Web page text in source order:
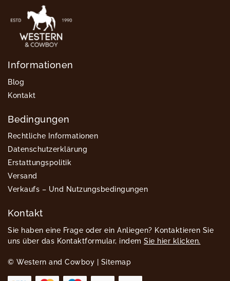
Informationen
Blog
Kontakt
Bedingungen
Rechtliche Informationen
Datenschutzerklärung
Erstattungspolitik
Versand
Verkaufs – Und Nutzungsbedingungen
Kontakt
Sie haben eine Frage oder ein Anliegen? Kontaktieren Sie
uns über das Kontaktformular, indem Sie hier klicken.
© Western and Cowboy | Sitemap